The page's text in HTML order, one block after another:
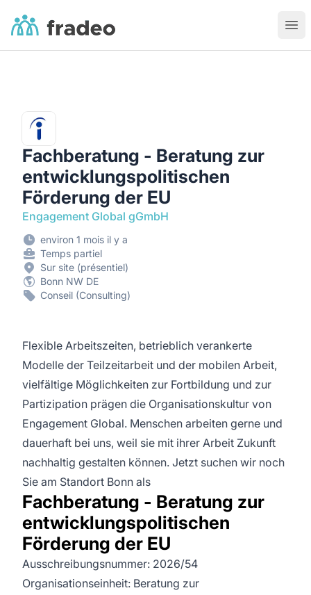
Fradeo
Fachberatung - Beratung zur
entwicklungspolitischen
Förderung der EU
Engagement Global gGmbH
environ 1 mois il y a
Temps partiel
Sur site (présentiel)
Bonn NW DE
Conseil (Consulting)
Flexible Arbeitszeiten, betrieblich verankerte
Modelle der Teilzeitarbeit und der mobilen Arbeit,
vielfältige Möglichkeiten zur Fortbildung und zur
Partizipation prägen die Organisationskultur von
Engagement Global. Menschen arbeiten gerne und
dauerhaft bei uns, weil sie mit ihrer Arbeit Zukunft
nachhaltig gestalten können. Jetzt suchen wir noch
Sie am Standort Bonn als
Fachberatung - Beratung zur
entwicklungspolitischen
Förderung der EU
Ausschreibungsnummer: 2026/54
Organisationseinheit: Beratung zur